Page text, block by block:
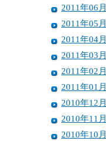
2011年06月
2011年05月
2011年04月
2011年03月
2011年02月
2011年01月
2010年12月
2010年11月
2010年10月